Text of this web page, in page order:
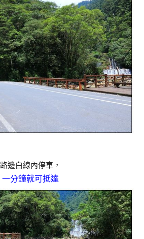
路邊白線內停車，
一分鐘就可抵達